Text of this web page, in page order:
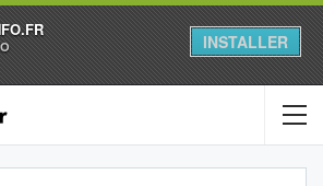
INSTALLER